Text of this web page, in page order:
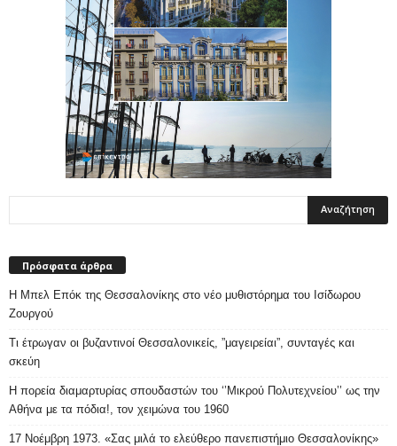
Πρόσφατα άρθρα
Η Μπελ Επόκ της Θεσσαλονίκης στο νέο μυθιστόρημα του Ισίδωρου
Ζουργού
Τι έτρωγαν οι βυζαντινοί Θεσσαλονικείς, ”μαγειρείαι”, συνταγές και
σκεύη
Η πορεία διαμαρτυρίας σπουδαστών του ‘’Μικρού Πολυτεχνείου’’ ως την
Αθήνα με τα πόδια!, τον χειμώνα του 1960
17 Νοέμβρη 1973. «Σας μιλά το ελεύθερο πανεπιστήμιο Θεσσαλονίκης»